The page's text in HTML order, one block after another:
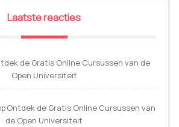
Laatste reacties
de Gratis Online Cursussen van de
Open Universiteit
Ontdek de Gratis Online Cursussen van
de Open Universiteit